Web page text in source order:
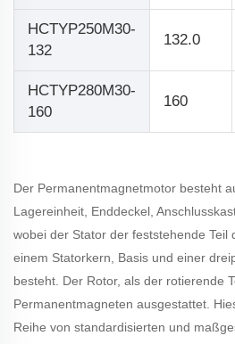
HCTYP250M30-
132
132.0
HCTYP280M30-
160
160
Der Permanentmagnetmotor besteht
Lagereinheit, Enddeckel,
wobei der Stator der feststehende Teil
einem Statorkern, Basis und einer
besteht. Der Rotor, als der rotierende
Permanentmagneten ausgestattet.
Reihe von standardisierten und